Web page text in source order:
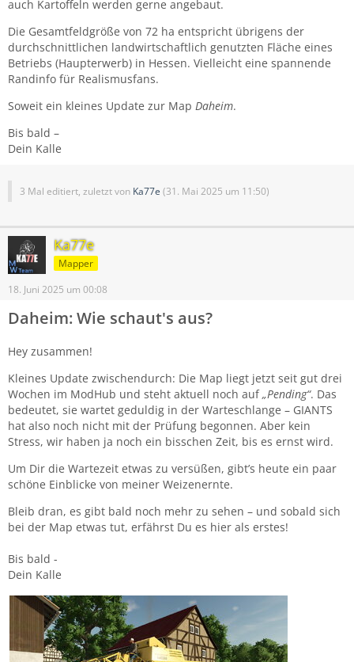
auch Kartoffeln werden gerne angebaut.
Die Gesamtfeldgröße von 72 ha entspricht übrigens der
durchschnittlichen landwirtschaftlich genutzten Fläche eines
Betriebs (Haupterwerb) in Hessen. Vielleicht eine spannende
Randinfo für Realismusfans.
Soweit ein kleines Update zur Map Daheim.
Bis bald –
Dein Kalle
3 Mal editiert, zuletzt von Ka77e (31. Mai 2025 um 11:50)
Ka77e
Mapper
18. Juni 2025 um 00:08
Daheim: Wie schaut's aus?
Hey zusammen!
Kleines Update zwischendurch: Die Map liegt jetzt seit gut drei
Wochen im ModHub und steht aktuell noch auf„Pending“. Das
bedeutet, sie wartet geduldig in der Warteschlange – GIANTS
hat also noch nicht mit der Prüfung begonnen. Aber kein
Stress, wir haben ja noch ein bisschen Zeit, bis es ernst wird.
Um Dir die Wartezeit etwas zu versüßen, gibt’s heute ein paar
schöne Einblicke von meiner Weizenernte.
Bleib dran, es gibt bald noch mehr zu sehen – und sobald sich
bei der Map etwas tut, erfährst Du es hier als erstes!
Bis bald -
Dein Kalle